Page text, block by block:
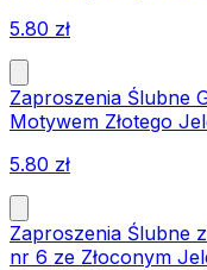
5.80 zł
Zaproszenia Ślubne
Motywem Złotego
5.80 zł
Zaproszenia Ślubne
nr 6 ze Złoconym